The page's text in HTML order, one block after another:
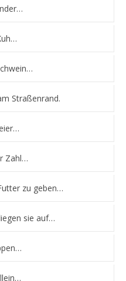
Straßenrand.
Zahl…
zu geben…
sie auf…